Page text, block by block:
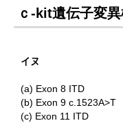
ｃ-kit遺伝子変
イヌ
(a) Exon 8 ITD
(b) Exon 9 c.1523A>T
(c) Exon 11 ITD